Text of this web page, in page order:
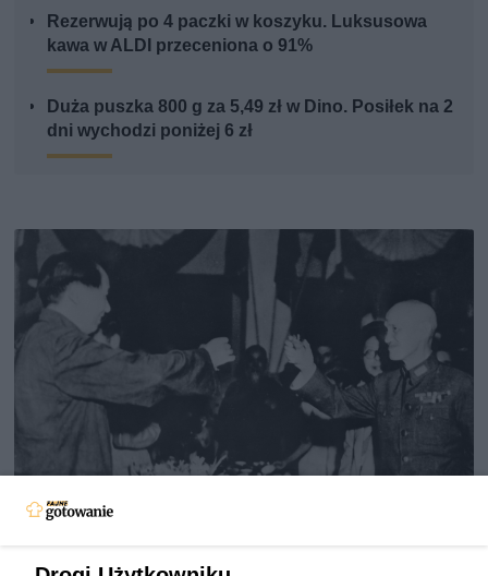
Rezerwują po 4 paczki w koszyku. Luksusowa
kawa w ALDI przeceniona o 91%
Duża puszka 800 g za 5,49 zł w Dino. Posiłek na 2
dni wychodzi poniżej 6 zł
Doprowadził do śmierci większej